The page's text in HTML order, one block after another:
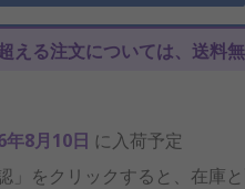
える注文については、送料
年8月10日 に入荷予定
」をクリックすると、在庫